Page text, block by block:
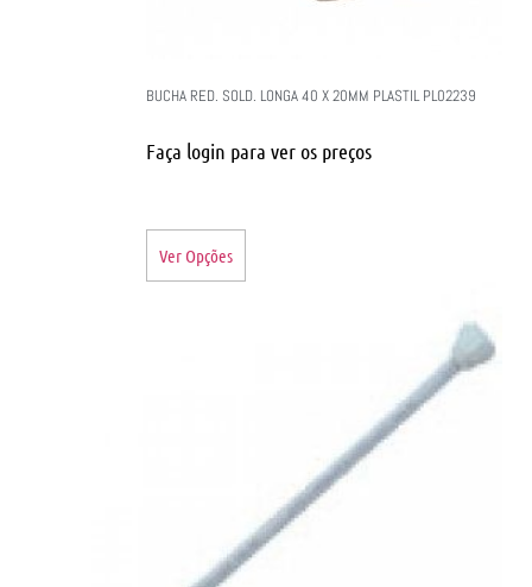
BUCHA RED. SOLD. LONGA 40 X 20MM PLASTIL PL02239
Faça login para ver os preços
Ver Opções